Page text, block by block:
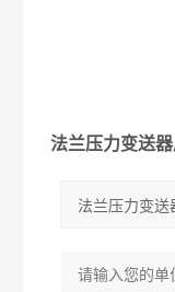
法兰压力变送